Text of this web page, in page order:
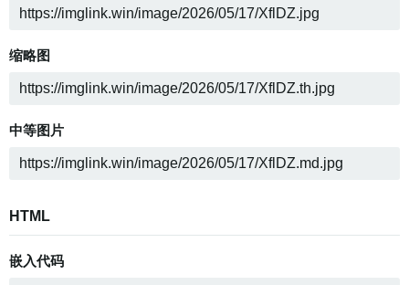
缩略图
中等图片
HTML
嵌入代码